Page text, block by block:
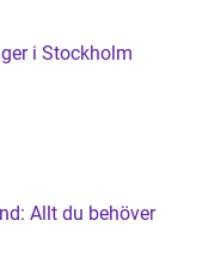
i Stockholm
Allt du behöver